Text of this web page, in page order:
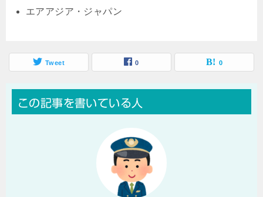
エアアジア・ジャパン
Tweet 0 0
この記事を書いている人